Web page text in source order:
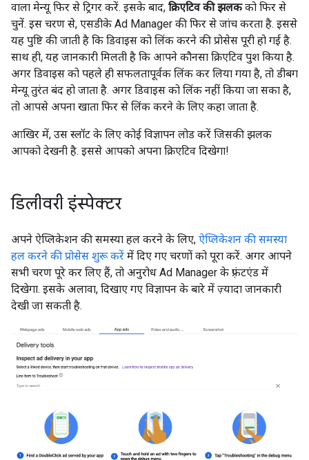
वाला मेन्यू फिर से ट्रिगर करें. इसके बाद, क्रिएटिव की झलकको फिर से
चुनें. इस चरण से, एसडीके Ad Manager की फिर से जांच करता है. इससे
यह पुष्टि की जाती है कि डिवाइस को लिंक करने की प्रोसेस पूरी हो गई है.
साथ ही, यह जानकारी मिलती है कि आपने कौनसा क्रिएटिव पुश किया है.
अगर डिवाइस को पहले ही सफलतापूर्वक लिंक कर लिया गया है, तो डीबग
मेन्यू तुरंत बंद हो जाता है. अगर डिवाइस को लिंक नहीं किया जा सका है,
तो आपसे अपना खाता फिर से लिंक करने के लिए कहा जाता है.
आखिर में, उस स्लॉट के लिए कोई विज्ञापन लोड करें जिसकी झलक
आपको देखनी है. इससे आपको अपना क्रिएटिव दिखेगा!
डिलीवरी इंस्पेक्टर
अपने ऐप्लिकेशन की समस्या हल करने के लिए, ऐप्लिकेशन की समस्या
हल करने की प्रोसेस शुरू करें में दिए गए चरणों को पूरा करें. अगर आपने
सभी चरण पूरे कर लिए हैं, तो अनुरोध Ad Manager के फ़्रंटएंड में
दिखेगा. इसके अलावा, दिखाए गए विज्ञापन के बारे में ज़्यादा जानकारी
देखी जा सकती है.